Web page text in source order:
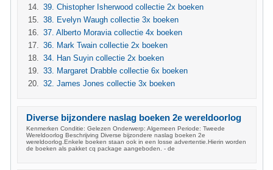
39. Chistopher Isherwood collectie 2x boeken
38. Evelyn Waugh collectie 3x boeken
37. Alberto Moravia collectie 4x boeken
36. Mark Twain collectie 2x boeken
34. Han Suyin collectie 2x boeken
33. Margaret Drabble collectie 6x boeken
32. James Jones collectie 3x boeken
Diverse bijzondere naslag boeken 2e wereldoorlog
Kenmerken Conditie: Gelezen Onderwerp: Algemeen Periode: Tweede
Wereldoorlog Beschrijving Diverse bijzondere naslag boeken 2e
wereldoorlog.Enkele boeken staan ook in een losse advertentie.Hierin worden
de boeken als pakket cq package aangeboden. - de